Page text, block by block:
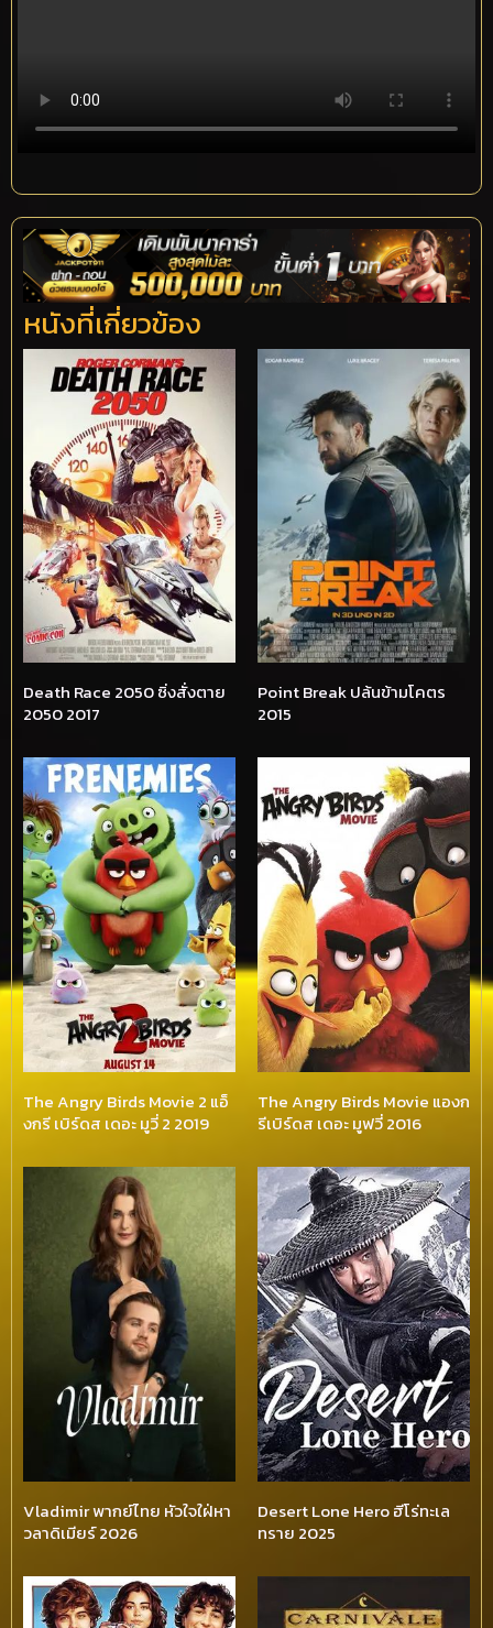
หนังที่เกี่ยวข้อง
Death Race 2050 ซิ่งสั่งตาย
2050 2017
Point Break ปล้นข้ามโคตร
2015
The Angry Birds Movie 2 แอ็
งกรี เบิร์ดส เดอะ มูวี่ 2 2019
The Angry Birds Movie แองก
รีเบิร์ดส เดอะ มูฟวี่ 2016
Vladimir พากย์ไทย หัวใจใฝ่หา
วลาดิเมียร์ 2026
Desert Lone Hero ฮีโร่ทะเล
ทราย 2025